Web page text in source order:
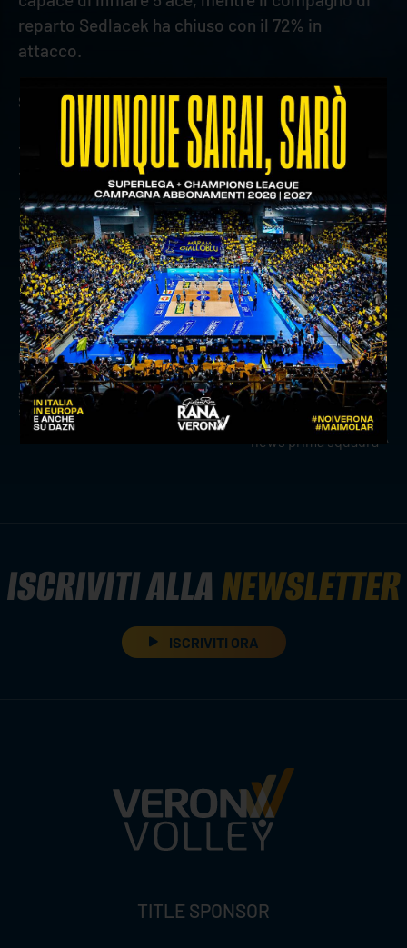
reparto Sedlacek ha chiuso con il 72% in
attacco.
Statistiche
1302 punti totali; 467 break point
1867 battute, 107 ace, 289 errori, 1,29 ace per set
1504 ricezioni, 163 errori, 697 negative, 305
perfette, 20,3% perfetta
2129 attacchi, 152 errori, 147 murati, 1003
vincenti, 47,1% attacchi vincenti
192 muri; 2,31% muri per set
precedente:match program n° 13: withu verona - top
volley cisterna
successivo:withu verona verso cisterna: le parole di
simoni
news prima squadra
ISCRIVITI ALLANEWSLETTER
ISCRIVITI ORA
TITLE SPONSOR